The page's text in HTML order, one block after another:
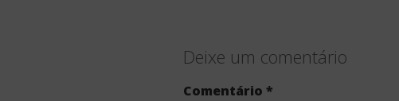
Deixe um comentário
Comentário *